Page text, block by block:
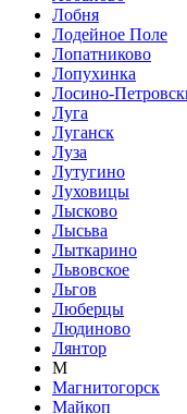
Лобня
Лодейное Поле
Лопатниково
Лопухинка
Лосино-
Луга
Луганск
Луза
Лутугино
Луховицы
Лысково
Лысьва
Лыткарино
Львовское
Льгов
Люберцы
Людиново
Лянтор
М
Магнитогорск
Майкоп